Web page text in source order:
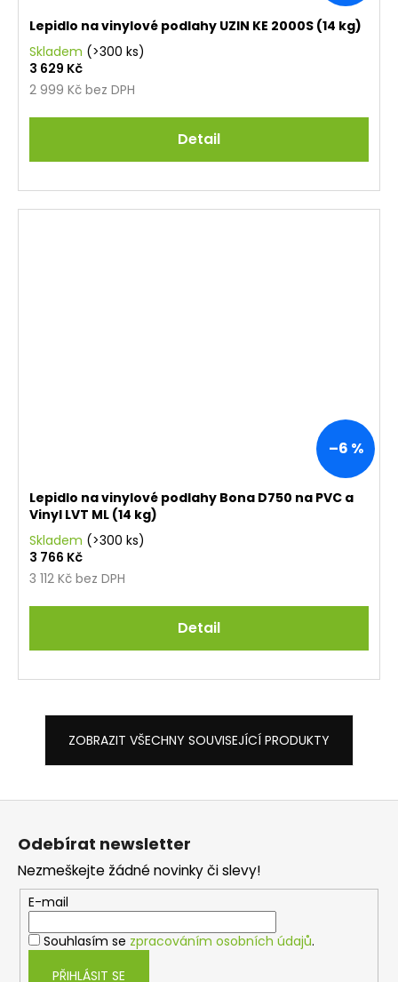
Lepidlo na vinylové podlahy UZIN KE 2000S (14 kg)
Skladem (>300 ks)
2 999 Kč bez DPH
3 629 Kč
Detail
–6 %
Lepidlo na vinylové podlahy Bona D750 na PVC a
Vinyl LVT ML (14 kg)
Skladem (>300 ks)
3 112 Kč bez DPH
3 766 Kč
Detail
ZOBRAZIT VŠECHNY SOUVISEJÍCÍ PRODUKTY
Odebírat newsletter
Nezmeškejte žádné novinky či slevy!
E-mail
Souhlasím se zpracováním osobních údajů.
PŘIHLÁSIT SE